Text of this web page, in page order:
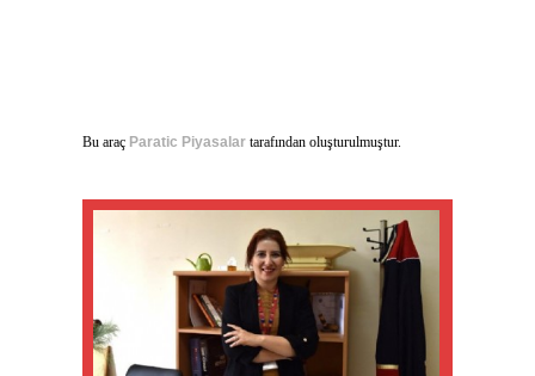
Bu araç Paratic Piyasalar tarafından oluşturulmuştur.